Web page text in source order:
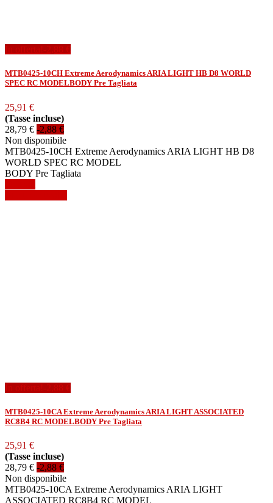
In offerta!-2,88 €
MTB0425-10CH Extreme Aerodynamics ARIA LIGHT HB D8 WORLD
SPEC RC MODELBODY Pre Tagliata
25,91 €
(Tasse incluse)
28,79 € -2,88 €
Non disponibile
MTB0425-10CH Extreme Aerodynamics ARIA LIGHT HB D8
WORLD SPEC RC MODEL
BODY Pre Tagliata
In offerta!-2,88 €
MTB0425-10CA Extreme Aerodynamics ARIA LIGHT ASSOCIATED
RC8B4 RC MODELBODY Pre Tagliata
25,91 €
(Tasse incluse)
28,79 € -2,88 €
Non disponibile
MTB0425-10CA Extreme Aerodynamics ARIA LIGHT
ASSOCIATED RC8B4 RC MODEL